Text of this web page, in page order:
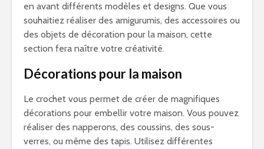
en avant différents modèles et designs. Que vous
souhaitiez réaliser des amigurumis, des accessoires ou
des objets de décoration pour la maison, cette
section fera naître votre créativité.
Décorations pour la maison
Le crochet vous permet de créer de magnifiques
décorations pour embellir votre maison. Vous pouvez
réaliser des napperons, des coussins, des sous-
verres, ou même des tapis. Utilisez différentes